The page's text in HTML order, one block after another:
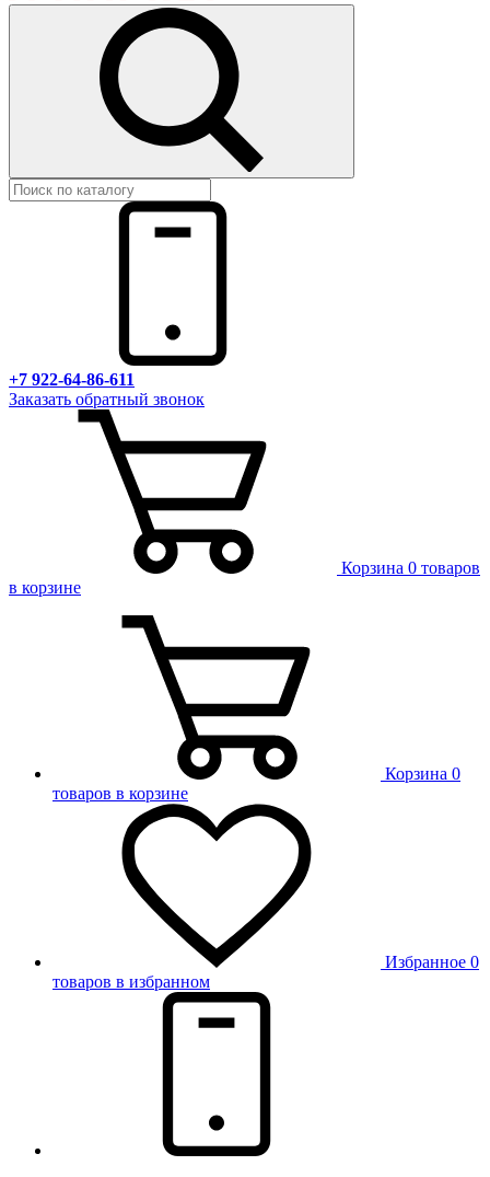
+7 922-64-86-611
Заказать обратный звонок
Корзина 0 товаров
в корзине
Корзина 0
товаров в корзине
Избранное 0
товаров в избранном